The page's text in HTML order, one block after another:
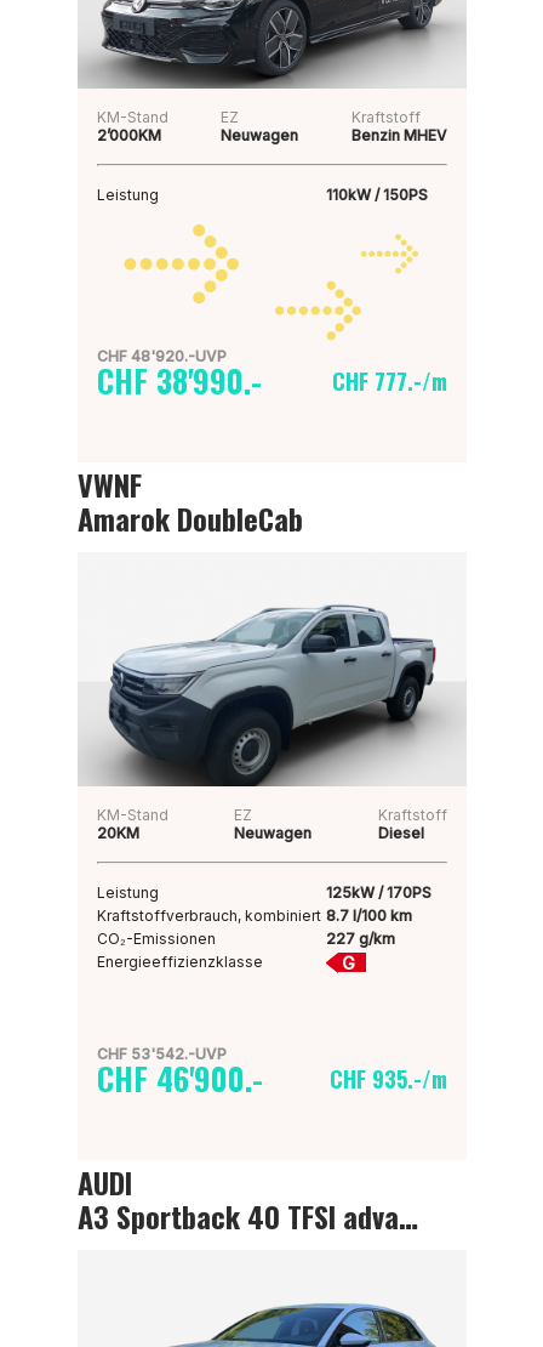
KM-Stand
2’000KM
EZ
Neuwagen
Kraftstoff
Benzin MHEV
Leistung 110kW / 150PS
CHF 48'920.-UVP
CHF 38'990.- CHF 777.-/m
VWNF
Amarok DoubleCab
KM-Stand
20KM
EZ
Neuwagen
Kraftstoff
Diesel
Leistung
125kW / 170PS
Kraftstoffverbrauch, kombiniert 8.7 l/100 km
CO₂-Emissionen
227 g/km
Energieeffizienzklasse
G
CHF 53'542.-UVP
CHF 46'900.- CHF 935.-/m
AUDI
A3 Sportback 40 TFSI advanced